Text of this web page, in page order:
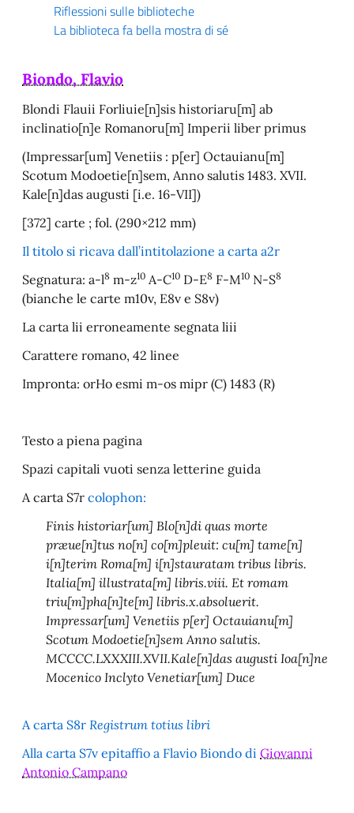
Riflessioni sulle biblioteche
La biblioteca fa bella mostra di sé
Biondo, Flavio
Blondi Flauii Forliuie[n]sis historiaru[m] ab
inclinatio[n]e Romanoru[m] Imperii liber primus
(Impressar[um] Venetiis : p[er] Octauianu[m]
Scotum Modoetie[n]sem, Anno salutis 1483. XVII.
Kale[n]das augusti [i.e. 16-VII])
[372] carte ; fol. (290×212 mm)
Il titolo si ricava dall’intitolazione a carta a2r
Segnatura: a-l8 m-z10 A-C10 D-E8 F-M10 N-S8
(bianche le carte m10v, E8v e S8v)
La carta lii erroneamente segnata liii
Carattere romano, 42 linee
Impronta: orHo esmi m-os mipr (C) 1483 (R)
Testo a piena pagina
Spazi capitali vuoti senza letterine guida
A carta S7r colophon:
Finis historiar[um] Blo[n]di quas morte
præue[n]tus no[n] co[m]pleuit: cu[m] tame[n]
i[n]terim Roma[m] i[n]stauratam tribus libris.
Italia[m] illustrata[m] libris.viii. Et romam
triu[m]pha[n]te[m] libris.x.absoluerit.
Impressar[um] Venetiis p[er] Octauianu[m]
Scotum Modoetie[n]sem Anno salutis.
MCCCC.LXXXIII.XVII.Kale[n]das augusti Ioa[n]ne
Mocenico Inclyto Venetiar[um] Duce
A carta S8r Registrum totius libri
Alla carta S7v epitaffio a Flavio Biondo di Giovanni
Antonio Campano